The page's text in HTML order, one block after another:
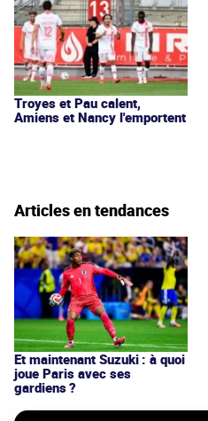
Troyes et Pau calent,
Amiens et Nancy l'emportent
Articles en tendances
Et maintenant Suzuki : à quoi
joue Paris avec ses
gardiens ?